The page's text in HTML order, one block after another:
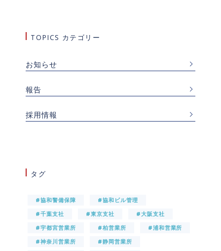
TOPICS カテゴリー
お知らせ
報告
採用情報
タグ
#協和警備保障
#協和ビル管理
#千葉支社
#東京支社
#大阪支社
#宇都宮営業所
#柏営業所
#浦和営業所
#神奈川営業所
#静岡営業所